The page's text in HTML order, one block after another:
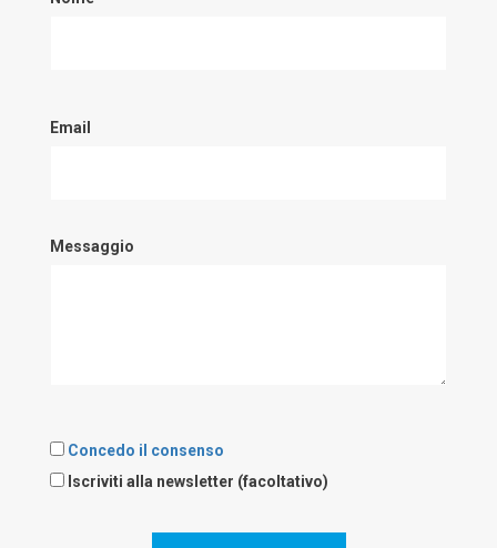
Email
Messaggio
Concedo il consenso
Iscriviti alla newsletter (facoltativo)